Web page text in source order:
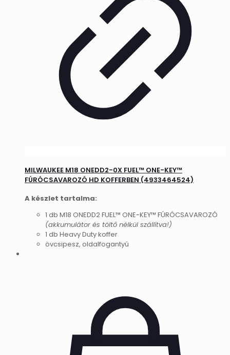
MILWAUKEE M18 ONEDD2-0X FUEL™ ONE-KEY™
FÚRÓCSAVAROZÓ HD KOFFERBEN (4933464524)
A készlet tartalma:
1 db M18 ONEDD2 FUEL™ ONE-KEY™ FÚRÓCSAVAROZÓ
(akkumulátor és töltő nélkül szállítva!)
1 db Heavy Duty koffer
övcsipesz, oldalfogantyú